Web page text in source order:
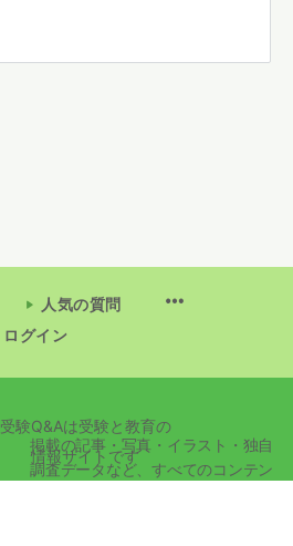
人気の質問
ログイン
受験Q&Aは受験と教育の
情報サイトです
掲載の記事・写真・イラスト・独自
調査データなど、すべてのコンテン